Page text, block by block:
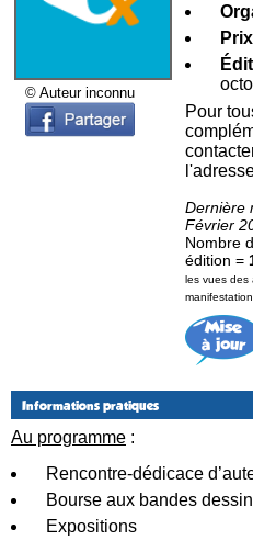
© Auteur inconnu
Pour
Dernière
Février
Nombre
édition =
les vues des
Informations pratiques
Au programme :
Rencontre-dédicace
Bourse aux bandes
Expositions